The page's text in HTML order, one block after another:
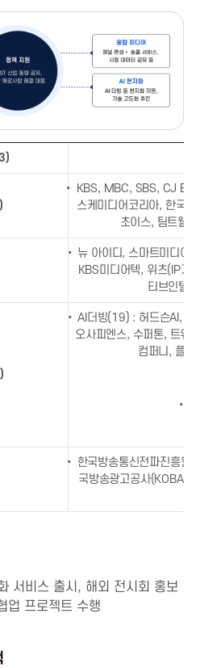
• KBS, MBC, SBS, CJ
스케미디어코리아, 한국
초이스, 팀트웰
• 뉴 아이디, 스마트미디어
KBS미디어텍, 위츠(IP거
티브인텔
• AI더빙(19) : 허드슨AI, 이
오사피엔스, 수퍼톤, 트위
컴퍼니, 플리
•
• 한국방송통신전파진흥원
국방송광고공사
서비스 출시, 해외 전시회 홍보
업 프로젝트 수행